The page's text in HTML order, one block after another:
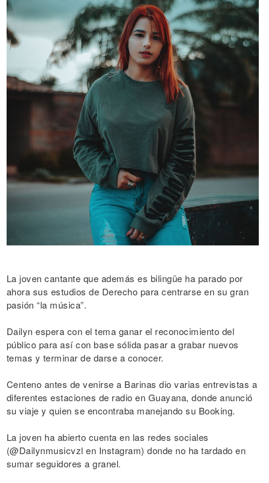
La joven cantante que además es bilingüe ha parado por
ahora sus estudios de Derecho para centrarse en su gran
pasión “la música”.
Dailyn espera con el tema ganar el reconocimiento del
público para así con base sólida pasar a grabar nuevos
temas y terminar de darse a conocer.
Centeno antes de venirse a Barinas dio varias entrevistas a
diferentes estaciones de radio en Guayana, donde anunció
su viaje y quien se encontraba manejando su Booking.
La joven ha abierto cuenta en las redes sociales
(@Dailynmusicvzl en Instagram) donde no ha tardado en
sumar seguidores a granel.